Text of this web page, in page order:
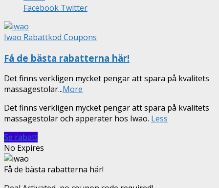
Facebook Twitter
Iwao Rabattkod Coupons
Få de bästa rabatterna här!
Det finns verkligen mycket pengar att spara på kvalitets
massagestolar...More
Det finns verkligen mycket pengar att spara på kvalitets
massagestolar och apperater hos Iwao. Less
Se rabatt
No Expires
Få de bästa rabatterna här!